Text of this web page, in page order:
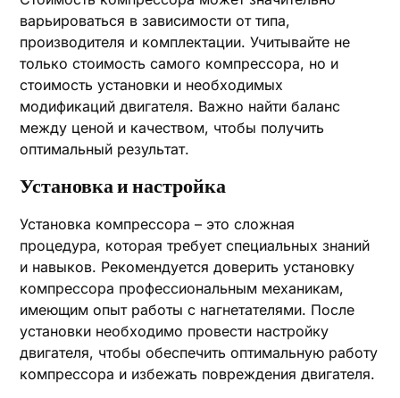
варьироваться в зависимости от типа,
производителя и комплектации. Учитывайте не
только стоимость самого компрессора, но и
стоимость установки и необходимых
модификаций двигателя. Важно найти баланс
между ценой и качеством, чтобы получить
оптимальный результат.
Установка и настройка
Установка компрессора – это сложная
процедура, которая требует специальных знаний
и навыков. Рекомендуется доверить установку
компрессора профессиональным механикам,
имеющим опыт работы с нагнетателями. После
установки необходимо провести настройку
двигателя, чтобы обеспечить оптимальную работу
компрессора и избежать повреждения двигателя.